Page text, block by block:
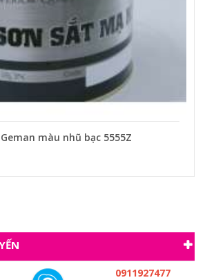
màu nhũ bạc 5555Z
0911927477